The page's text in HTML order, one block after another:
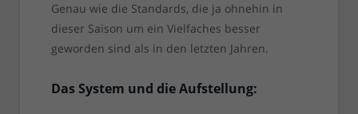
Genau wie die Standards, die ja ohnehin in
dieser Saison um ein Vielfaches besser
geworden sind als in den letzten Jahren.
Das System und die Aufstellung: